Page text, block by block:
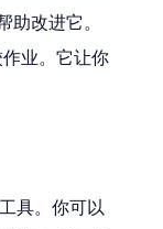
改进它。
业。它让你
具。你可以